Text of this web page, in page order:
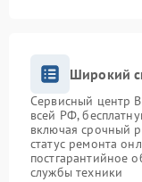
Широкий
Сервисный центр
всей РФ,
включая срочный
статус ремонта
постгарантийное
службы техники